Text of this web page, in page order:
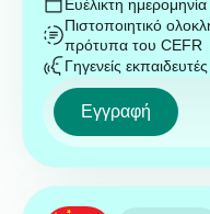
Ευέλικτη
Πιστοποιητικό
πρότυπα του CEFR
Γηγενείς εκπαιδευτές
Εγγραφή